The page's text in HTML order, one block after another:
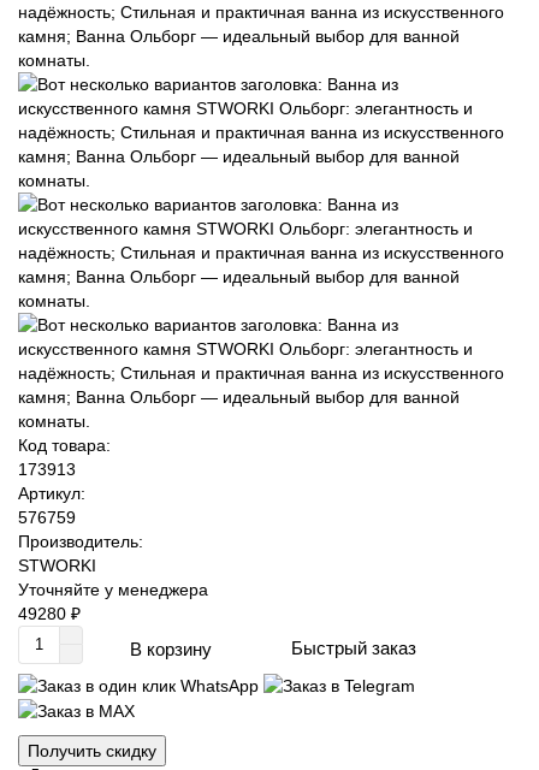
Код товара:
173913
Артикул:
576759
Производитель:
STWORKI
Уточняйте у менеджера
49280 ₽
В корзину Быстрый заказ
Получить скидку